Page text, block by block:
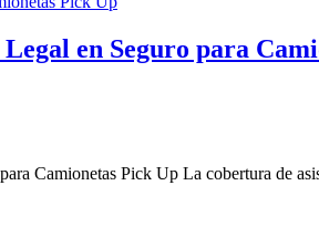
en Seguro para
Camionetas Pick Up La cobertura de